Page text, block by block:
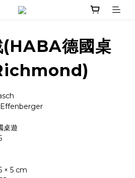
(HABA德國桌
Effenberger
國桌遊
× 21.5 × 5 cm